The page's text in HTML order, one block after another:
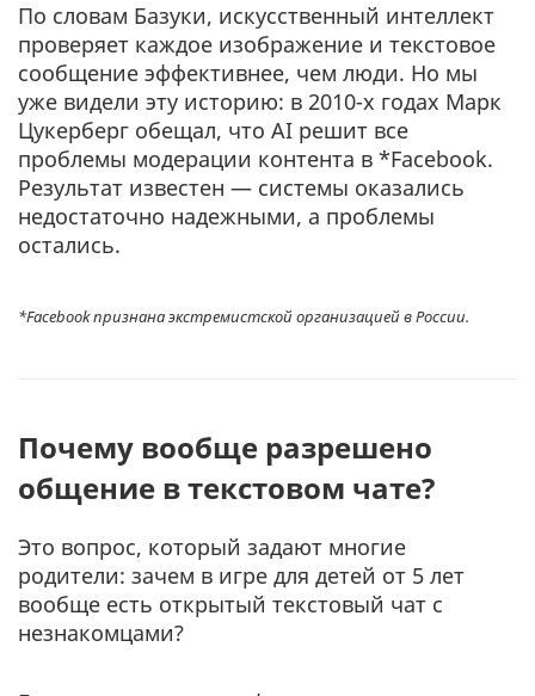
По словам Базуки, искусственный интеллект
проверяет каждое изображение и текстовое
сообщение эффективнее, чем люди. Но мы
уже видели эту историю: в 2010-х годах Марк
Цукерберг обещал, что AI решит все
проблемы модерации контента в *Facebook.
Результат известен — системы оказались
недостаточно надежными, а проблемы
остались.
*Facebook признана экстремистcкой организацией в России.
Почему вообще разрешено
общение в текстовом чате?
Это вопрос, который задают многие
родители: зачем в игре для детей от 5 лет
вообще есть открытый текстовый чат с
незнакомцами?